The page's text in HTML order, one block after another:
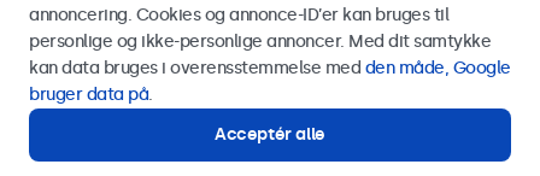
Send
Eller ring til os på
Kontakt vores specialister.
annoncering. Cookies og annonce-ID’er kan bruges til
personlige og ikke-personlige annoncer. Med dit samtykke
kan data bruges i overensstemmelse med den måde, Google
bruger data på.
Acceptér alle